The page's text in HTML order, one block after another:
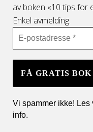
av boken «10 tips for
Enkel avmelding.
Vi spammer ikke!
info.